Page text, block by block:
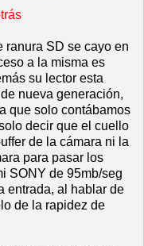
ranura SD se cayo en
a la misma es
su lector esta
nueva generación,
que solo contábamos
decir que el cuello
de la cámara ni la
para pasar los
SONY de 95mb/seg
entrada, al hablar de
de la rapidez de